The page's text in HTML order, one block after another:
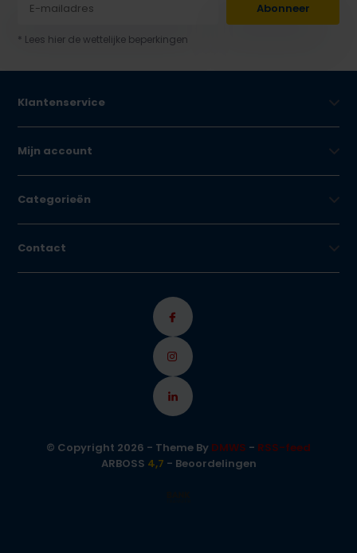
Abonneer
* Lees hier de wettelijke beperkingen
Klantenservice
Mijn account
Categorieën
Contact
© Copyright 2026 - Theme By DMWS - RSS-feed
ARBOSS 4,7 - Beoordelingen